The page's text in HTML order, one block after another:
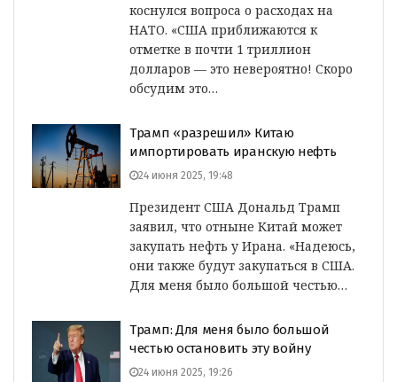
коснулся вопроса о расходах на
НАТО. «США приближаются к
отметке в почти 1 триллион
долларов — это невероятно! Скоро
обсудим это…
Трамп «разрешил» Китаю
импортировать иранскую нефть
24 июня 2025, 19:48
Президент США Дональд Трамп
заявил, что отныне Китай может
закупать нефть у Ирана. «Надеюсь,
они также будут закупаться в США.
Для меня было большой честью…
Трамп: Для меня было большой
честью остановить эту войну
24 июня 2025, 19:26